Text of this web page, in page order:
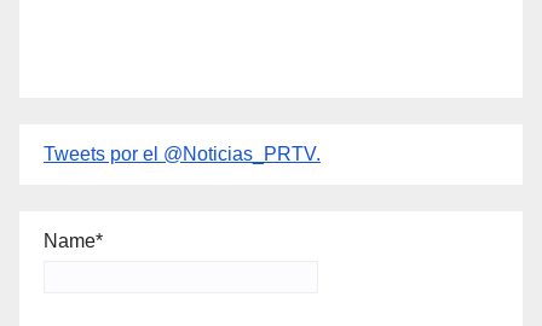
Tweets por el @Noticias_PRTV.
Name*